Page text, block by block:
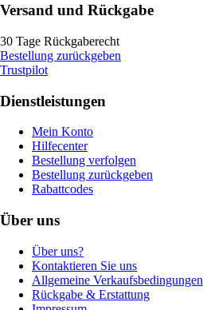
Versand und Rückgabe
30 Tage Rückgaberecht
Bestellung zurückgeben
Trustpilot
Dienstleistungen
Mein Konto
Hilfecenter
Bestellung verfolgen
Bestellung zurückgeben
Rabattcodes
Über uns
Über uns?
Kontaktieren Sie uns
Allgemeine Verkaufsbedingungen
Rückgabe & Erstattung